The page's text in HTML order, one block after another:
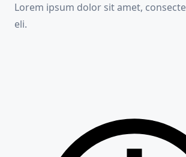
Lorem ipsum dolor sit amet,
eli.